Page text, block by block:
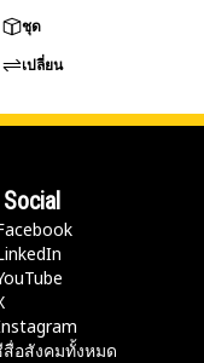
ชุด
เปลี่ยน
อสังคมทั้งหมด